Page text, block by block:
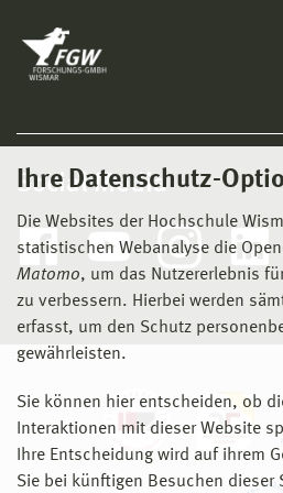
Ihre Datenschutz-
Die Websites der Hochschule
statistischen Webanalyse die
Matomo, um das Nutzererlebnis
zu verbessern. Hierbei werden
erfasst, um den Schutz
gewährleisten.
Sie können hier entscheiden, ob
Interaktionen mit dieser Website
Ihre Entscheidung wird auf ihrem
Sie bei künftigen Besuchen dieser
Social Media